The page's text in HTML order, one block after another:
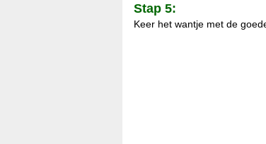
Stap 5:
Keer het wantje met de